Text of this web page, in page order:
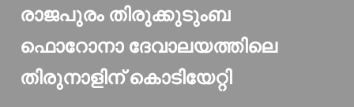
രാജപുരം തിരുക്കുടുംബ
ഫൊറോനാ ദേവാലയത്തിലെ
തിരുനാളിന് കൊടിയേറ്റി